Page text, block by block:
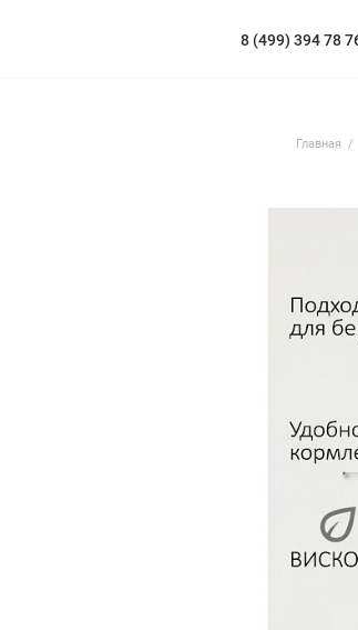
8 (499) 394 78
Главная